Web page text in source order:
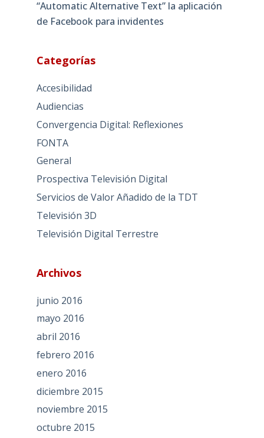
“Automatic Alternative Text” la aplicación
de Facebook para invidentes
Categorías
Accesibilidad
Audiencias
Convergencia Digital: Reflexiones
FONTA
General
Prospectiva Televisión Digital
Servicios de Valor Añadido de la TDT
Televisión 3D
Televisión Digital Terrestre
Archivos
junio 2016
mayo 2016
abril 2016
febrero 2016
enero 2016
diciembre 2015
noviembre 2015
octubre 2015